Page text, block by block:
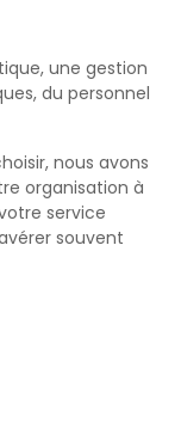
une gestion
du personnel
nous avons
organisation à
service
souvent